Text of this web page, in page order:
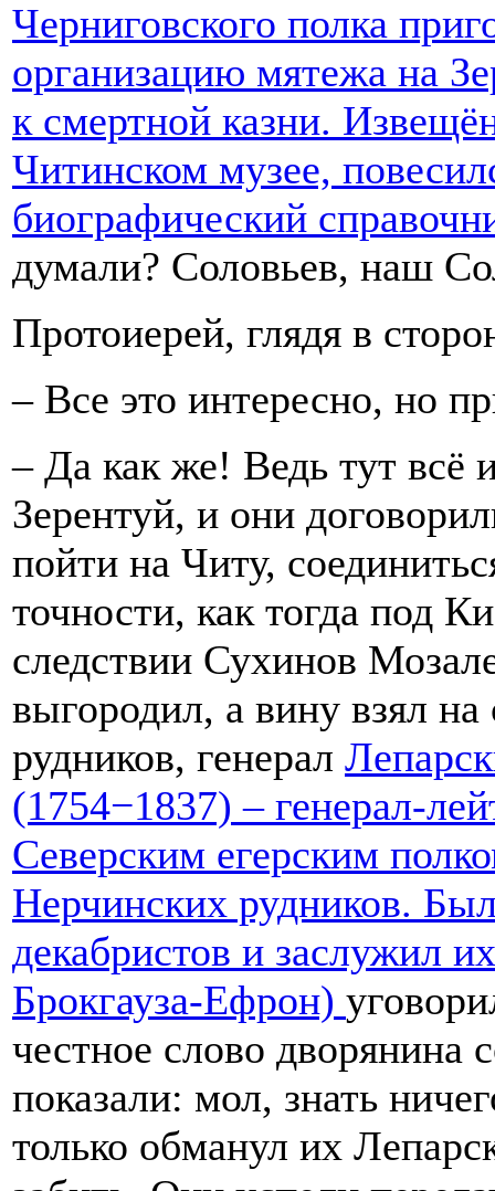
Черниговского полка
организацию мятежа на
к смертной казни.
Читинском музее,
биографический
думали? Соловьев, наш
Протоиерей, глядя в
– Все это интересно, но
– Да как же! Ведь тут всё
Зерентуй, и они
пойти на Читу,
точности, как тогда под
следствии Сухинов
выгородил, а вину взял
рудников, генерал
(1754−1837) – генерал-
Северским егерским
Нерчинских рудников.
декабристов и заслужил
Брокгауза-Ефрон)
честное слово дворянина
показали: мол, знать
только обманул их